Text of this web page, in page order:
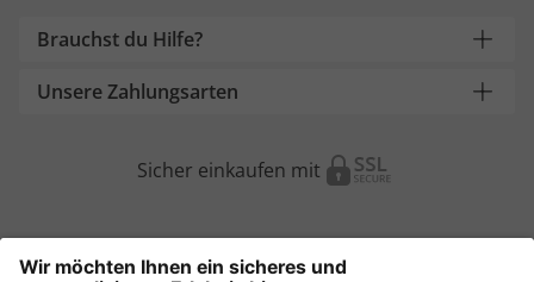
Brauchst du Hilfe?
Unsere Zahlungsarten
Sicher einkaufen mit
Weitere Onlineshops